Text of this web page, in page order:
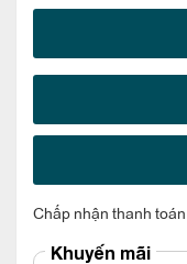
Chấp nhận thanh toán
Khuyến mãi